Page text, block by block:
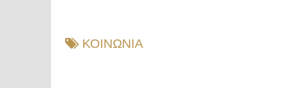
ΚΟΙΝΩΝΙΑ